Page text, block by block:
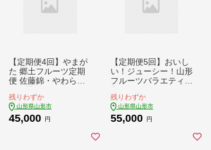
【定期便4回】やまが
た 郷土フルーツ定期
便 佐藤錦・やわらか
カットとピオーネ・り
んごとラ・フランス F
Z23-929
残りわずか
山形県山形市
45,000 円
【定期便5回】おいし
い！ジューシー！山形
フルーツバラエティ定
残りわずか
山形県山形市
55,000 円